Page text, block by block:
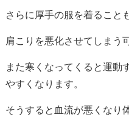
さらに厚手の服を着ること
肩こりを悪化させてしまう
また寒くなってくると運動
やすくなります。
そうすると血流が悪くなり